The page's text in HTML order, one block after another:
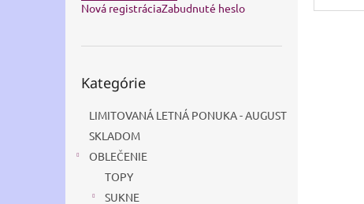
Nová registráciaZabudnuté heslo
kategórie
Kategórie
LIMITOVANÁ LETNÁ PONUKA - AUGUST
SKLADOM
OBLEČENIE
TOPY
SUKNE